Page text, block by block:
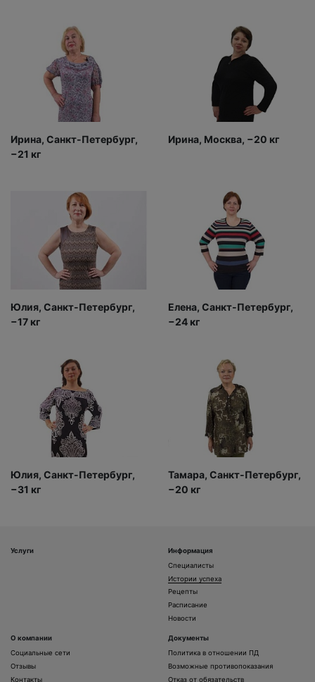
Ирина, Санкт-Петербург,
−21 кг
Ирина, Москва, −20 кг
Юлия, Санкт-Петербург,
−17 кг
Елена, Санкт-Петербург,
−24 кг
Юлия, Санкт-Петербург,
−31 кг
Тамара, Санкт-Петербург,
−20 кг
Услуги
Информация
Специалисты
Истории успеха
Рецепты
Расписание
Новости
О компании
Социальные сети
Отзывы
Контакты
Документы
Политика в отношении ПД
Возможные противопоказания
Отказ от обязательств